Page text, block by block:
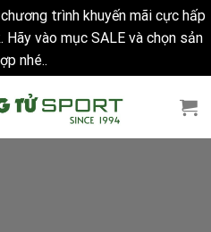
trình khuyến mãi cực hấp
vào mục SALE và chọn sản
nhé..